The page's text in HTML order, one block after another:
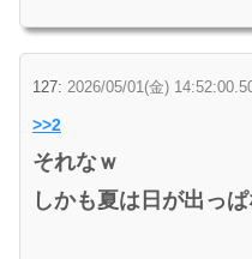
127: 2026/05/01(金)
>>2
それなｗ
しかも夏は日が出っ